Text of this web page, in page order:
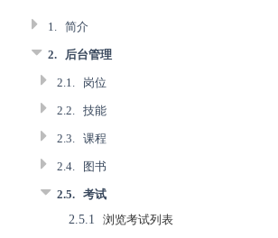
1. 简介
2. 后台管理
2.1. 岗位
2.2. 技能
2.3. 课程
2.4. 图书
2.5. 考试
2.5.1
浏览考试列表